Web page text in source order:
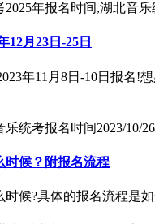
2025年报名时间,湖北音
12月23日-25日
年11月8日-10日报名
乐统考报名时间2023/10/26
时候？附报名流程
候?具体的报名流程是